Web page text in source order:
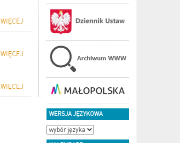
WIĘCEJ
WIĘCEJ
WIĘCEJ
WERSJA JĘZYKOWA